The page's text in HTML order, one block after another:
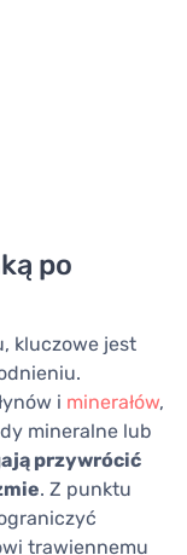
po
kluczowe jest
i minerałów,
mineralne lub
przywrócić
. Z punktu
trawiennemu